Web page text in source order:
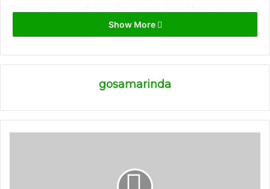
Modern. Sehingga dapat memberikan kenyamanan dan
kesejahteraan masyarakat Kota Samarinda,” kata dia, Senin
(13/2/2023).
Rusmadi berharap semua pihak dapat memberikan
dan Visi Kota Samarinda sebagai Kota Peradaban dengan 5
Misi dan 10 Program Unggulan.
Samarinda, dengan memberikan perhatian kepada Sumber
Show More
gosamarinda